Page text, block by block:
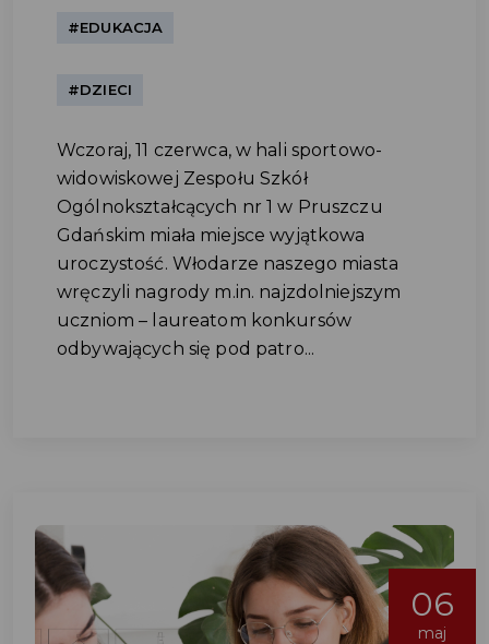
#EDUKACJA
#DZIECI
Wczoraj, 11 czerwca, w hali sportowo-
widowiskowej Zespołu Szkół
Ogólnokształcących nr 1 w Pruszczu
Gdańskim miała miejsce wyjątkowa
uroczystość. Włodarze naszego miasta
wręczyli nagrody m.in. najzdolniejszym
uczniom – laureatom konkursów
odbywających się pod patro...
06
maj